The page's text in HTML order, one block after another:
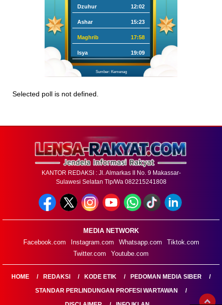
Dzuhur 12:02
Ashar 15:23
Maghrib 17:58
Isya 19:09
Sumber: Kemenag
Selected poll is not defined.
KANTOR REDAKSI : Jl. Almarkas II No. 9 Makassar-
Sulawesi Selatan Tlp/Wa 082215241808
MEDIA NETWORK
Facebook.com
Instagram.com Whatsapp.com
Tiktok.com
Twitter.com
Youtube.com
HOME REDAKSI KODE ETIK
PEDOMAN MEDIA SIBER
STANDAR PERLINDUNGAN PROFESI WARTAWAN